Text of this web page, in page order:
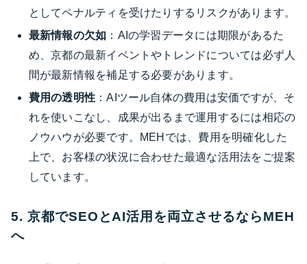
としてペナルティを受けたりするリスクがあります。
最新情報の欠如 ：AIの学習データには期限があるた
め、京都の最新イベントやトレンドについては必ず人
間が最新情報を補足する必要があります。
費用の透明性 ：AIツール自体の費用は安価ですが、そ
れを使いこなし、成果が出るまで運用するには相応の
ノウハウが必要です。MEHでは、費用を明確化した
上で、お客様の状況に合わせた最適な活用法をご提案
しています。
5. 京都でSEOとAI活用を両立させるならMEH
へ